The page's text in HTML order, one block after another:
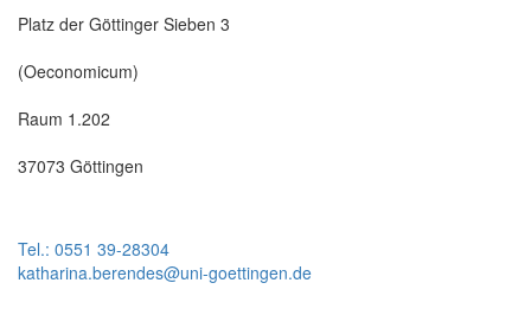
Platz der Göttinger Sieben 3
(Oeconomicum)
Raum 1.202
37073 Göttingen
Tel.: 0551 39-28304
katharina.berendes@uni-goettingen.de